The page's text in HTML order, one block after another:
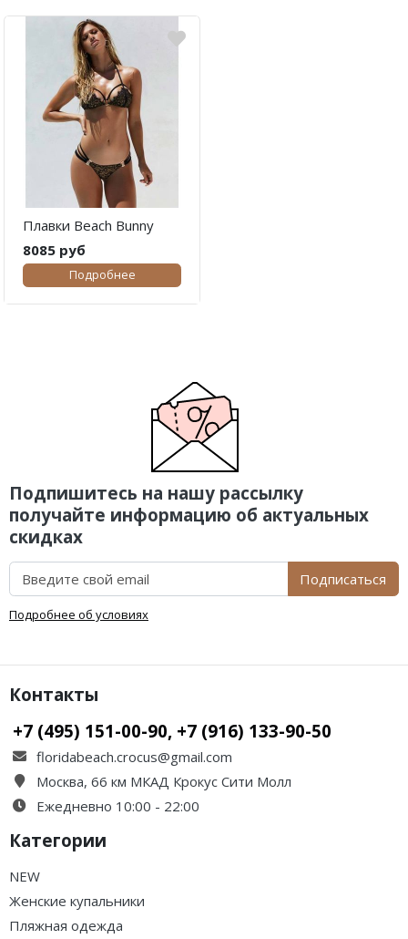
Плавки Beach Bunny
8085 руб
Подробнее
Подпишитесь на нашу рассылку
получайте информацию об актуальных
скидках
Подписаться
Подробнее об условиях
Контакты
+7 (495) 151-00-90, +7 (916) 133-90-50
floridabeach.crocus@gmail.com
Москва, 66 км МКАД Крокус Сити Молл
Ежедневно 10:00 - 22:00
Категории
NEW
Женские купальники
Пляжная одежда